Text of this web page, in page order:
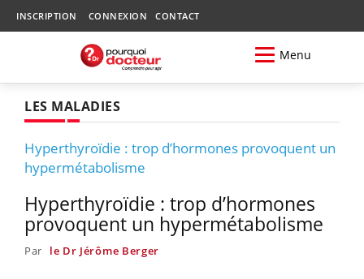
INSCRIPTION CONNEXION CONTACT
Menu
LES MALADIES
Hyperthyroïdie : trop d’hormones provoquent un
hypermétabolisme
Hyperthyroïdie : trop d’hormones
provoquent un hypermétabolisme
Par le Dr Jérôme Berger